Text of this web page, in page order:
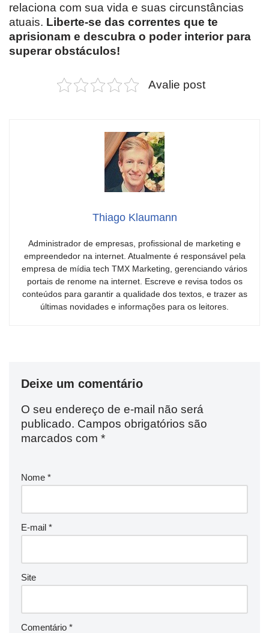
relaciona com sua vida e suas circunstâncias
atuais. Liberte-se das correntes que te
aprisionam e descubra o poder interior para
superar obstáculos!
Avalie post
Thiago Klaumann
Administrador de empresas, profissional de marketing e
empreendedor na internet. Atualmente é responsável pela
empresa de mídia tech TMX Marketing, gerenciando vários
portais de renome na internet. Escreve e revisa todos os
conteúdos para garantir a qualidade dos textos, e trazer as
últimas novidades e informações para os leitores.
Deixe um comentário
O seu endereço de e-mail não será
publicado. Campos obrigatórios são
marcados com *
Nome *
E-mail *
Site
Comentário *